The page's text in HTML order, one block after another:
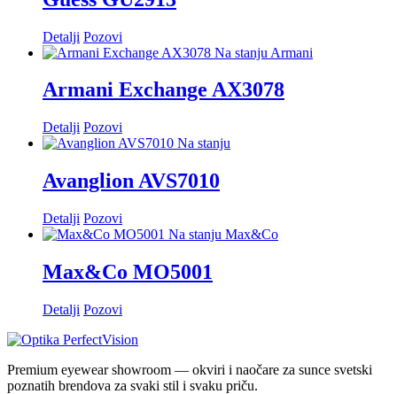
Detalji Pozovi
Na stanju Armani
Armani Exchange AX3078
Detalji Pozovi
Na stanju
Avanglion AVS7010
Detalji Pozovi
Na stanju Max&Co
Max&Co MO5001
Detalji Pozovi
Premium eyewear showroom — okviri i naočare za sunce svetski
poznatih brendova za svaki stil i svaku priču.